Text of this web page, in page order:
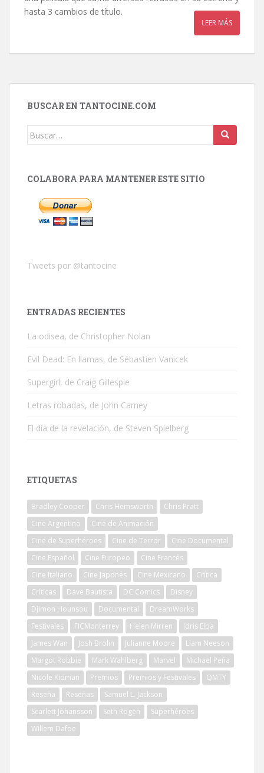
hasta 3 cambios de título.
LEER MÁS
BUSCAR EN TANTOCINE.COM
Buscar:
COLABORA PARA MANTENER ESTE SITIO
Tweets por @tantocine
ENTRADAS RECIENTES
La odisea, de Christopher Nolan
Evil Dead: En llamas, de Sébastien Vanicek
Supergirl, de Craig Gillespie
Letras robadas, de John Carney
El día de la revelación, de Steven Spielberg
ETIQUETAS
Bradley Cooper Chris Hemsworth
Chris Pratt
Cine Argentino
Cine de Animación
Cine de Superhéroes
Cine de Terror
Cine Documental
Cine Español
Cine Europeo
Cine Francés
Cine Italiano
Cine Japonés Cine Mexicano
Crítica
Críticas
Dave Bautista DC Comics
Disney
Djimon Hounsou
Documental
DreamWorks
Festivales
FICMonterrey Helen Mirren
Idris Elba
James Wan
Josh Brolin Julianne Moore
Liam Neeson
Margot Robbie
Mark Wahlberg Marvel
Michael Peña
Nicole Kidman
Premios Premios y Festivales
QMTY
Reseña
Reseñas
Samuel L. Jackson
Scarlett Johansson
Seth Rogen
Superhéroes
Willem Dafoe